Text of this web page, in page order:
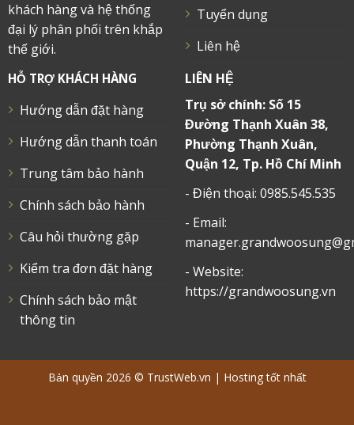
khách hàng và hệ thống
đại lý phân phối trên khắp
thế giới.
Tuyển dụng
Liên hệ
HỖ TRỢ KHÁCH HÀNG
Hướng dẫn đặt hàng
Hướng dẫn thanh toán
Trung tâm bảo hành
Chính sách bảo hành
Câu hỏi thường gặp
Kiểm tra đơn đặt hàng
Chính sách bảo mật
thông tin
LIÊN HỆ
Trụ sở chính: Số 15
Đường Thạnh Xuân 38,
Phường Thạnh Xuân,
Quận 12, Tp. Hồ Chí Minh
- Điện thoại: 0985.545.535
- Email:
- Website:
https://grandwoosung.vn
Bản quyền 2026 © TrustWeb.vn | Hosting tốt nhất